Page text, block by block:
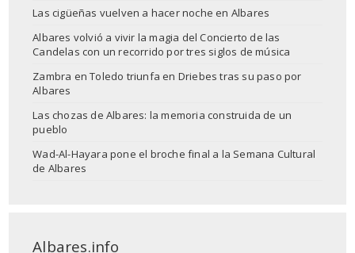
Las cigüeñas vuelven a hacer noche en Albares
Albares volvió a vivir la magia del Concierto de las
Candelas con un recorrido por tres siglos de música
Zambra en Toledo triunfa en Driebes tras su paso por
Albares
Las chozas de Albares: la memoria construida de un
pueblo
Wad-Al-Hayara pone el broche final a la Semana Cultural
de Albares
Albares.info